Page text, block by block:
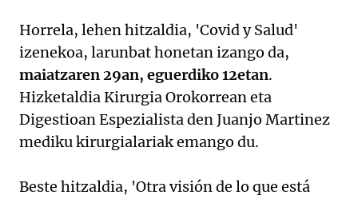
Horrela, lehen hitzaldia, 'Covid y Salud'
izenekoa, larunbat honetan izango da,
maiatzaren 29an, eguerdiko 12etan.
Hizketaldia Kirurgia Orokorrean eta
Digestioan Espezialista den Juanjo Martinez
mediku kirurgialariak emango du.
Beste hitzaldia, 'Otra visión de lo que está